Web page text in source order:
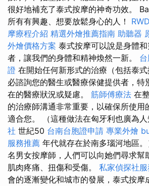
很好地補充了泰式按摩的神奇功效。
所有有興趣、想要放鬆身心的人！
摩療程介紹 精選外燴推薦指南 助聽器
外燴價格方案 泰式按摩可以說是身體
者，讓我們的身體和精神煥然一新。
證 在開始任何新形式的治療（包括泰
必諮詢您的醫生或醫療保健提供者，特
在的醫療狀況或疑慮。 筋師傅療法 在
的治療師溝通非常重要，以確保所使用
適合您。 （這種做法在匈牙利也廣為
社 世紀50 台南台胞證申請 專業外燴
服務推薦 年代就存在於南多瑙河地區
名男女按摩師，人們可以向她們尋求幫
肌肉疼痛、扭傷和受傷。 私家偵探社服
會的逐漸變化和城市的發展，泰式按摩